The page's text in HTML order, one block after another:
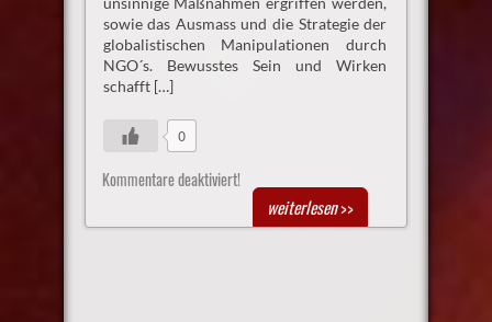
sowie das Ausmass und die Strategie der
globalistischen Manipulationen durch
NGO´s. Bewusstes Sein und Wirken
schafft […]
0
Kommentare deaktiviert!
weiterlesen>>